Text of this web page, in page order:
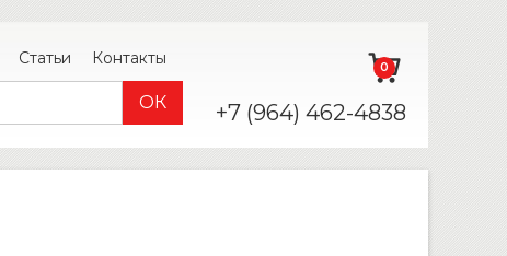
Статьи Контакты 0
+7 (964) 462-4838